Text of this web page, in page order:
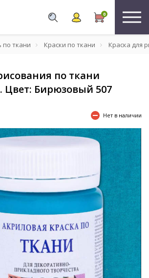
0
по ткани Краски по ткани Краска для
по ткани
Цвет: Бирюзовый 507
Нет в наличии